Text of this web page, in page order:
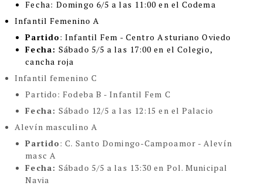
Fecha: Domingo 6/5 a las 11:00 en el Codema
Infantil Femenino A
Partido: Infantil Fem - Centro Asturiano Oviedo
Fecha:Sábado 5/5 a las 17:00 en el Colegio,
cancha roja
Infantil femenino C
Partido: Fodeba B - Infantil Fem C
Fecha:Sábado 12/5 a las 12:15 en el Palacio
Alevín masculino A
Partido: C. Santo Domingo-Campoamor - Alevín
masc A
Fecha:Sábado 5/5 a las 13:30 en Pol. Municipal
Navia